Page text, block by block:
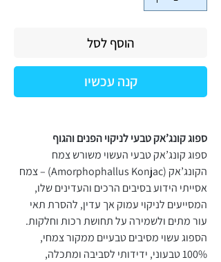
הוסף לסל
קנה עכשיו
ספוג קונג’אק טבעי לניקוי הפנים והגוף
ספוג קונג’אק טבעי העשוי משורש צמח
הקונג’אק (Amorphophallus Konjac) – צמח
אסייתי הידוע בסיבים הרכים והעדינים שלו,
המסייעים לניקוי עמוק אך עדין, להסרת תאי
עור מתים ולשמירה על תחושת רכות וחלקות.
הספוג עשוי מסיבים טבעיים ממקור צמחי,
100% טבעוני, ידידותי לסביבה ומתכלה,